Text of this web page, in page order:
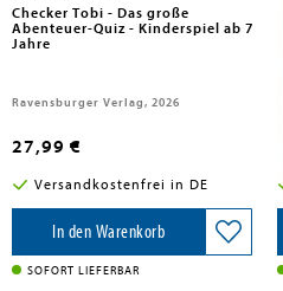
Checker Tobi - Das große
Abenteuer-Quiz - Kinderspiel ab 7
Jahre
Ravensburger Verlag, 2026
27,99 €
Versandkostenfrei in DE
In den Warenkorb
SOFORT LIEFERBAR